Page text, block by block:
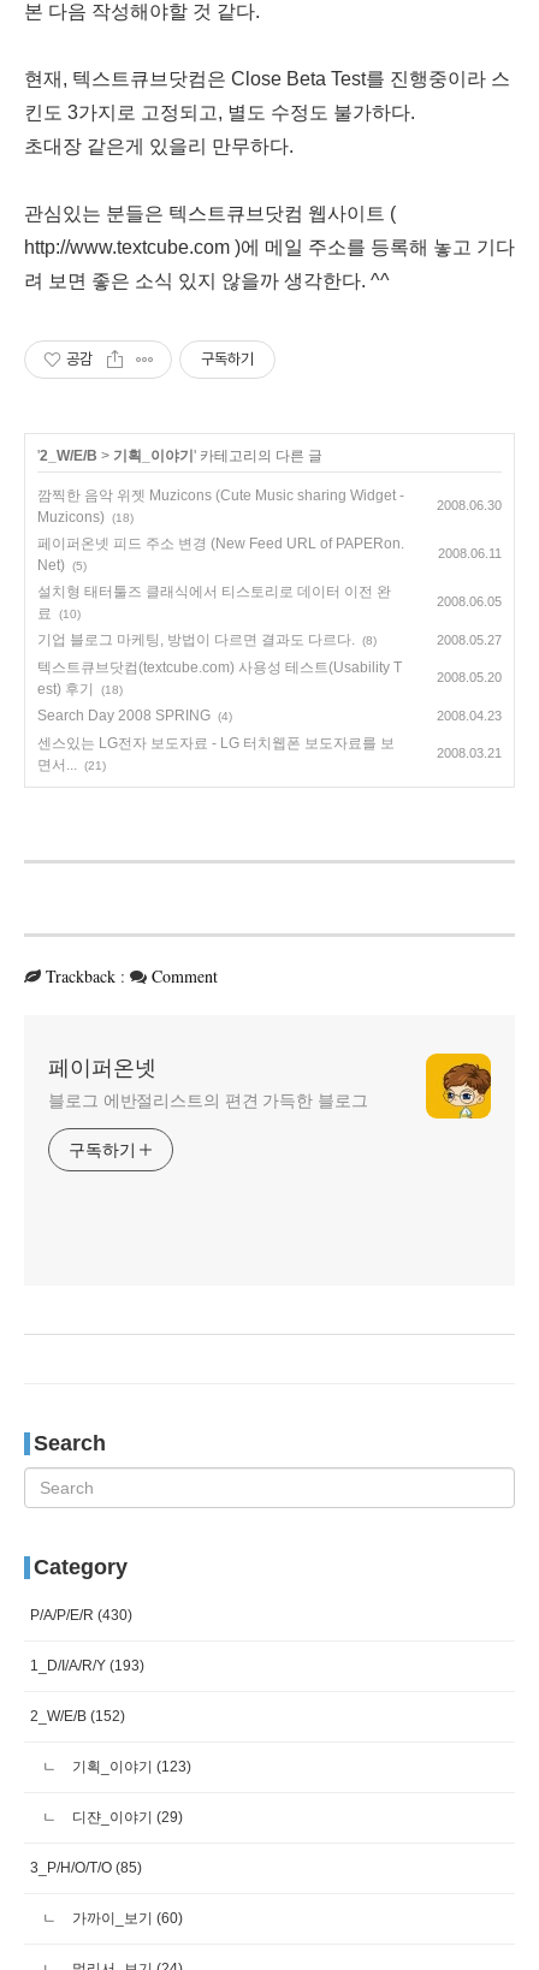
본 다음 작성해야할 것 같다.
현재, 텍스트큐브닷컴은 Close Beta Test를 진행중이라 스
킨도 3가지로 고정되고, 별도 수정도 불가하다.
초대장 같은게 있을리 만무하다.
관심있는 분들은 텍스트큐브닷컴 웹사이트 (
http://www.textcube.com )에 메일 주소를 등록해 놓고 기다
려 보면 좋은 소식 있지 않을까 생각한다. ^^
공감 구독하기
'2_W/E/B > 기획_이야기 ' 카테고리의 다른 글
깜찍한 음악 위젯 Muzicons (Cute Music sharing Widget -
Muzicons) (18)
2008.06.30
페이퍼온넷 피드 주소 변경 (New Feed URL of PAPERon.
Net) (5)
2008.06.11
설치형 태터툴즈 클래식에서 티스토리로 데이터 이전 완
료
(10)
2008.06.05
기업 블로그 마케팅, 방법이 다르면 결과도 다르다. (8) 2008.05.27
텍스트큐브닷컴(textcube.com) 사용성 테스트(Usability T
est) 후기
(18)
2008.05.20
Search Day 2008 SPRING (4) 2008.04.23
센스있는 LG전자 보도자료 - LG 터치웹폰 보도자료를 보
면서... (21)
2008.03.21
Trackback : Comment
페이퍼온넷
블로그 에반절리스트의 편견 가득한 블로그
구독하기
Search
Category
P/A/P/E/R (430)
1_D/I/A/R/Y (193)
2_W/E/B (152)
기획_이야기 (123)
디쟌_이야기 (29)
3_P/H/O/T/O (85)
가까이_보기 (60)